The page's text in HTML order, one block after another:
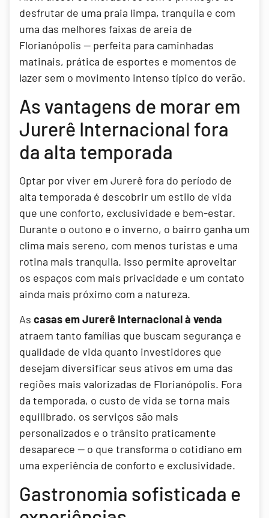
desfrutar de uma praia limpa, tranquila e com
uma das melhores faixas de areia de
Florianópolis — perfeita para caminhadas
matinais, prática de esportes e momentos de
lazer sem o movimento intenso típico do verão.
As vantagens de morar em
Jurerê Internacional fora
da alta temporada
Optar por viver em Jurerê fora do período de
alta temporada é descobrir um estilo de vida
que une conforto, exclusividade e bem-estar.
Durante o outono e o inverno, o bairro ganha um
clima mais sereno, com menos turistas e uma
rotina mais tranquila. Isso permite aproveitar
os espaços com mais privacidade e um contato
ainda mais próximo com a natureza.
As casas em Jurerê Internacional à venda
atraem tanto famílias que buscam segurança e
qualidade de vida quanto investidores que
desejam diversificar seus ativos em uma das
regiões mais valorizadas de Florianópolis. Fora
da temporada, o custo de vida se torna mais
equilibrado, os serviços são mais
personalizados e o trânsito praticamente
desaparece — o que transforma o cotidiano em
uma experiência de conforto e exclusividade.
Gastronomia sofisticada e